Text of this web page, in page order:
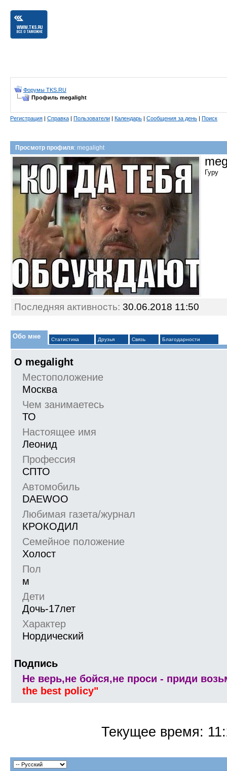
Форумы TKS.RU
Профиль megalight
Регистрация | Справка | Пользователи | Календарь | Сообщения за день | Поиск
Просмотр профиля: megalight
Гуру
Последняя активность: 30.06.2018 11:50
Обо мне Статистика Друзья Связь Благодарности
О megalight
Местоположение
Москва
Чем занимаетесь
ТО
Настоящее имя
Леонид
Профессия
СПТО
Автомобиль
DAEWOО
Любимая газета/журнал
КРОКОДИЛ
Семейное положение
Холост
Пол
м
Дети
Дочь-17лет
Характер
Нордический
Подпись
Не верь,не бойся,не проси - приди
the best policy"
Текущее время: